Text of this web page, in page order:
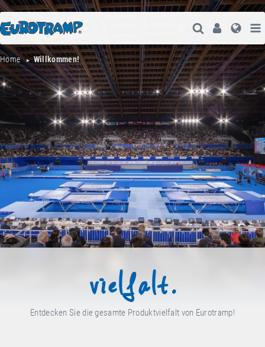
Suche
User
Home Willkommen!
vielfalt.
Entdecken Sie die gesamte Produktvielfalt von Eurotramp!